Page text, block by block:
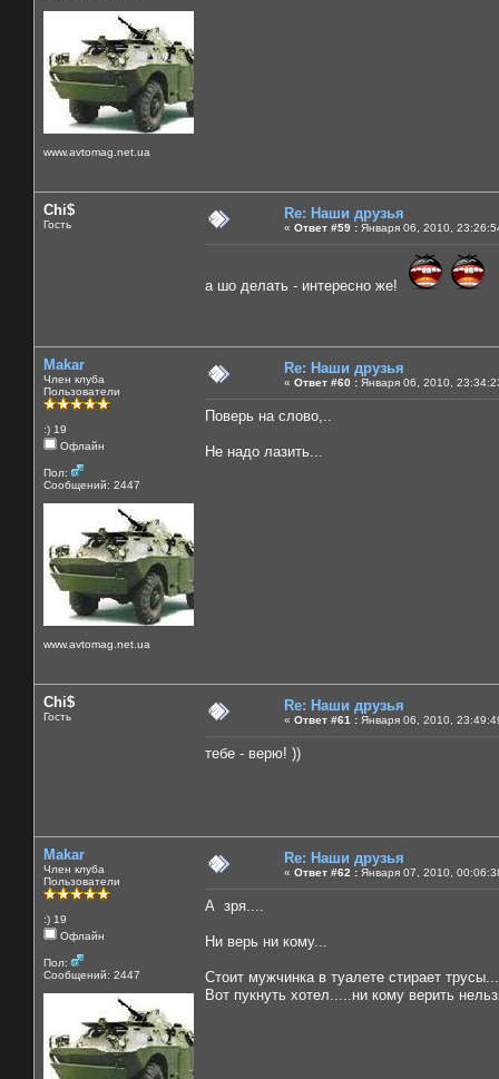
www.avtomag.net.ua
Chi$
Гость
Re: Наши друзья
« Ответ #59 : Января 06, 2010,
а шо делать - интересно же!
Makar
Член клуба
Пользователи
:) 19
Офлайн
Пол:
Сообщений: 2447
www.avtomag.net.ua
Re: Наши друзья
« Ответ #60 : Января 06, 2010,
Поверь на слово,..
Не надо лазить...
Chi$
Гость
Re: Наши друзья
« Ответ #61 : Января 06, 2010,
тебе - верю! ))
Makar
Член клуба
Пользователи
:) 19
Офлайн
Пол:
Сообщений: 2447
Re: Наши друзья
« Ответ #62 : Января 07, 2010,
А зря....
Ни верь ни кому...
Стоит мужчинка в туалете стирает трусы...
Вот пукнуть хотел.....ни кому верить